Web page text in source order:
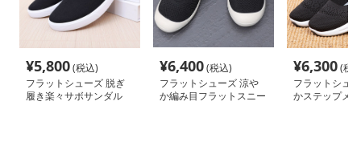
¥5,800(税込)
フラットシューズ 脱ぎ
履き楽々サボサンダル
¥6,400(税込)
フラットシューズ 涼や
か編み目フラットスニー
¥6,300(税
フラットシュ
かステップメ